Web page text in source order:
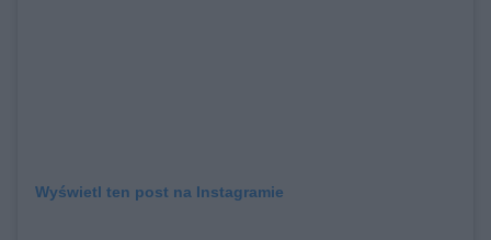
Wyświetl ten post na Instagramie